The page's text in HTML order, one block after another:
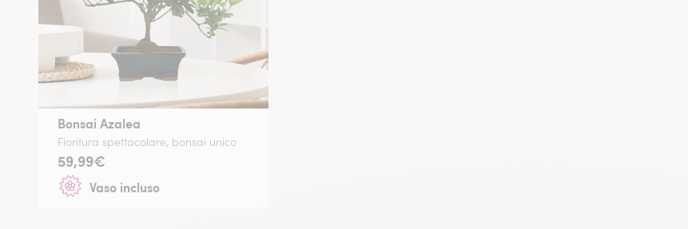
Bonsai Azalea
Fioritura spettacolare, bonsai unico
59,99€
Vaso incluso